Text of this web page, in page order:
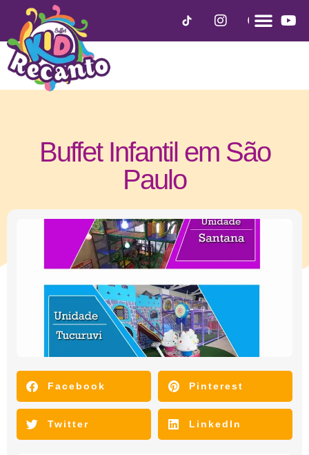
Buffet Infantil em São
Paulo
Facebook Pinterest
Twitter LinkedIn